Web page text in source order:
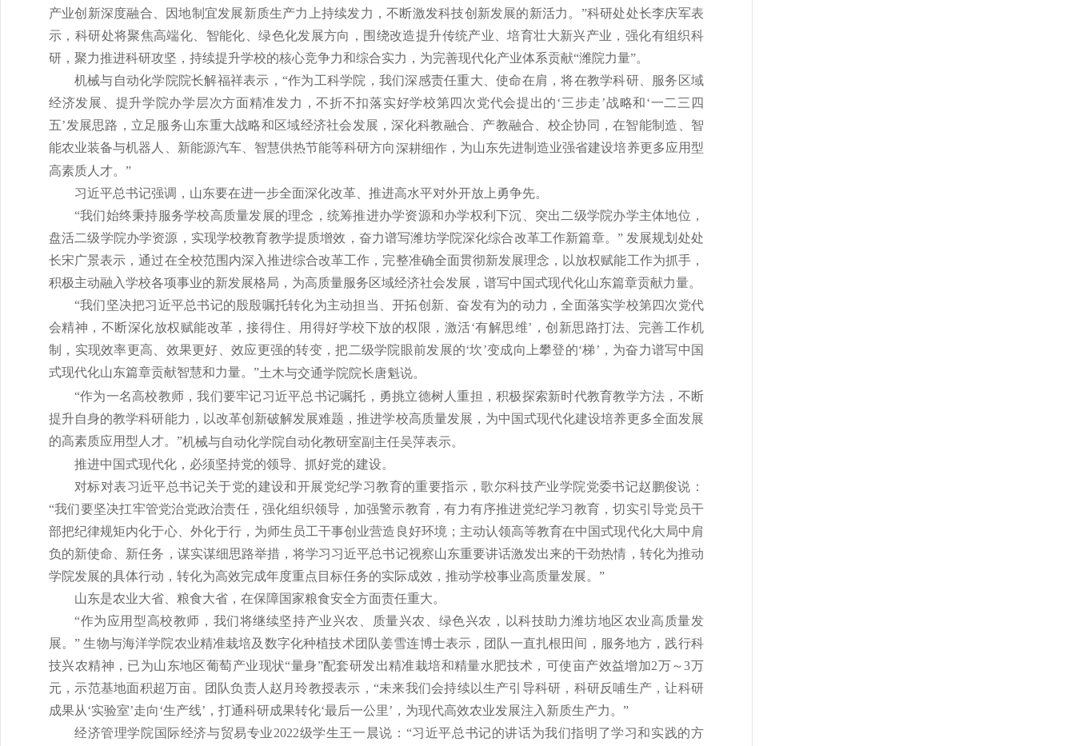
产业创新深度融合、因地制宜发展新质生产力上持续发力，不断激发科技创新发展的新活力。”科研处处长李庆军表
示，科研处将聚焦高端化、智能化、绿色化发展方向，围绕改造提升传统产业、培育壮大新兴产业，强化有组织科
研，聚力推进科研攻坚，持续提升学校的核心竞争力和综合实力，为完善现代化产业体系贡献“潍院力量”。
机械与自动化学院院长解福祥表示，“作为工科学院，我们深感责任重大、使命在肩，将在教学科研、服务区域
经济发展、提升学院办学层次方面精准发力，不折不扣落实好学校第四次党代会提出的‘三步走’战略和‘一二三四
五’发展思路，立足服务山东重大战略和区域经济社会发展，深化科教融合、产教融合、校企协同，在智能制造、智
能农业装备与机器人、新能源汽车、智慧供热节能等科研方向深耕细作，为山东先进制造业强省建设培养更多应用型
高素质人才。”
习近平总书记强调，山东要在进一步全面深化改革、推进高水平对外开放上勇争先。
“我们始终秉持服务学校高质量发展的理念，统筹推进办学资源和办学权利下沉、突出二级学院办学主体地位，
盘活二级学院办学资源，实现学校教育教学提质增效，奋力谱写潍坊学院深化综合改革工作新篇章。” 发展规划处处
长宋广景表示，通过在全校范围内深入推进综合改革工作，完整准确全面贯彻新发展理念，以放权赋能工作为抓手，
积极主动融入学校各项事业的新发展格局，为高质量服务区域经济社会发展，谱写中国式现代化山东篇章贡献力量。
“我们坚决把习近平总书记的殷殷嘱托转化为主动担当、开拓创新、奋发有为的动力，全面落实学校第四次党代
会精神，不断深化放权赋能改革，接得住、用得好学校下放的权限，激活‘有解思维’，创新思路打法、完善工作机
制，实现效率更高、效果更好、效应更强的转变，把二级学院眼前发展的‘坎’变成向上攀登的‘梯’，为奋力谱写中国
式现代化山东篇章贡献智慧和力量。”土木与交通学院院长唐魁说。
“作为一名高校教师，我们要牢记习近平总书记嘱托，勇挑立德树人重担，积极探索新时代教育教学方法，不断
提升自身的教学科研能力，以改革创新破解发展难题，推进学校高质量发展，为中国式现代化建设培养更多全面发展
的高素质应用型人才。”机械与自动化学院自动化教研室副主任吴萍表示。
推进中国式现代化，必须坚持党的领导、抓好党的建设。
对标对表习近平总书记关于党的建设和开展党纪学习教育的重要指示，歌尔科技产业学院党委书记赵鹏俊说：
“我们要坚决扛牢管党治党政治责任，强化组织领导，加强警示教育，有力有序推进党纪学习教育，切实引导党员干
部把纪律规矩内化于心、外化于行，为师生员工干事创业营造良好环境；主动认领高等教育在中国式现代化大局中肩
负的新使命、新任务，谋实谋细思路举措，将学习习近平总书记视察山东重要讲话激发出来的干劲热情，转化为推动
学院发展的具体行动，转化为高效完成年度重点目标任务的实际成效，推动学校事业高质量发展。”
山东是农业大省、粮食大省，在保障国家粮食安全方面责任重大。
“作为应用型高校教师，我们将继续坚持产业兴农、质量兴农、绿色兴农，以科技助力潍坊地区农业高质量发
展。” 生物与海洋学院农业精准栽培及数字化种植技术团队姜雪连博士表示，团队一直扎根田间，服务地方，践行科
技兴农精神，已为山东地区葡萄产业现状“量身”配套研发出精准栽培和精量水肥技术，可使亩产效益增加2万～3万
元，示范基地面积超万亩。团队负责人赵月玲教授表示，“未来我们会持续以生产引导科研，科研反哺生产，让科研
成果从‘实验室’走向‘生产线’，打通科研成果转化‘最后一公里’，为现代高效农业发展注入新质生产力。”
经济管理学院国际经济与贸易专业2022级学生王一晨说：“习近平总书记的讲话为我们指明了学习和实践的方